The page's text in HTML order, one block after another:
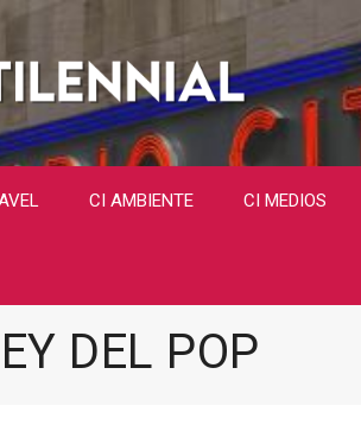
CI AMBIENTE CI MEDIOS
DEL POP